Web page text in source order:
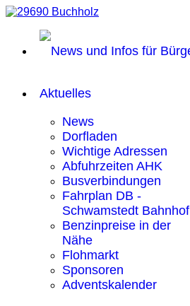
Aktuelles
News
Dorfladen
Wichtige Adressen
Abfuhrzeiten AHK
Busverbindungen
Fahrplan DB -
Schwamstedt Bahnhof
Benzinpreise in der
Nähe
Flohmarkt
Sponsoren
Adventskalender